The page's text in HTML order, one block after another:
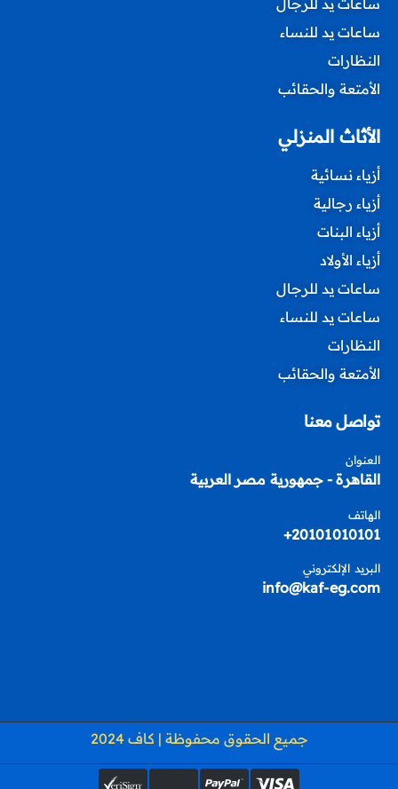
ساعات يد للنساء
النظارات
الأمتعة والحقائب
الأثاث المنزلي
أزياء نسائية
أزياء رجالية
أزياء البنات
أزياء الأولاد
ساعات يد للرجال
ساعات يد للنساء
النظارات
الأمتعة والحقائب
تواصل معنا
العنوان
القاهرة - جمهورية مصر العربية
الهاتف
20101010101+
البريد الإلكتروني
info@kaf-eg.com
جميع الحقوق محفوظة | كاف 2024